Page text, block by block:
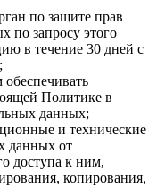
по защите прав
по запросу этого
в течение 30 дней с
Политике в
данных;
и технические
данных от
доступа к ним,
копирования,